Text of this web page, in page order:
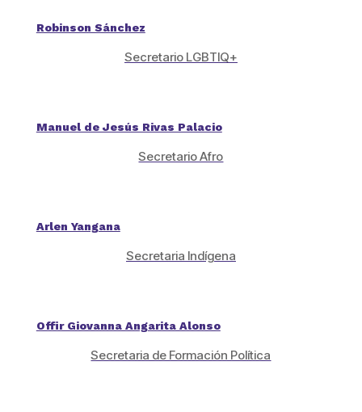
Robinson Sánchez
Secretario LGBTIQ+
Manuel de Jesús Rivas Palacio
Secretario Afro
Arlen Yangana
Secretaria Indígena
Offir Giovanna Angarita Alonso
Secretaria de Formación Política